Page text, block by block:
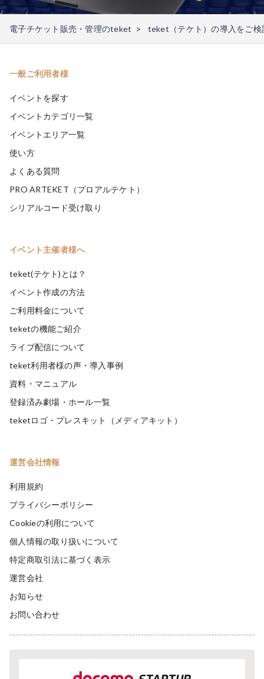
電子チケット販売・管理のteket teket（テケト）の導入をご検
一般ご利用者様
イベントを探す
イベントカテゴリ一覧
イベントエリア一覧
使い方
よくある質問
PRO ARTEKET（プロアルテケト）
シリアルコード受け取り
イベント主催者様へ
teket(テケト)とは？
イベント作成の方法
ご利用料金について
teketの機能ご紹介
ライブ配信について
teket利用者様の声・導入事例
資料・マニュアル
登録済み劇場・ホール一覧
teketロゴ・プレスキット（メディアキット）
運営会社情報
利用規約
プライバシーポリシー
Cookieの利用について
個人情報の取り扱いについて
特定商取引法に基づく表示
運営会社
お知らせ
お問い合わせ